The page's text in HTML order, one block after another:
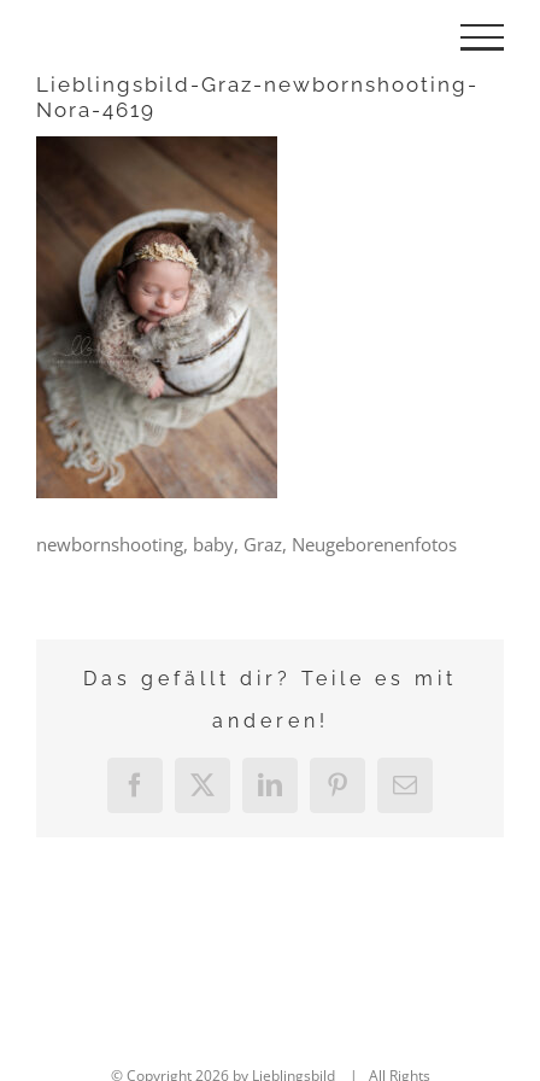
springen
Lieblingsbild-Graz-newbornshooting-
Nora-4619
newbornshooting, baby, Graz, Neugeborenenfotos
Das gefällt dir? Teile es mit
anderen!
Facebook
X LinkedInPinterest
E-
© Copyright2026 by Lieblingsbild | All Rights